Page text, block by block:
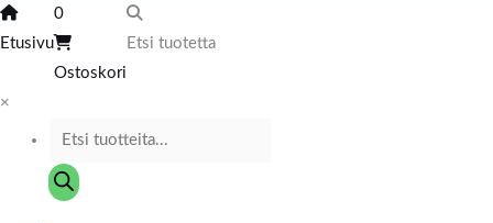
Etusivu
0
Ostoskori
Etsi tuotetta
×